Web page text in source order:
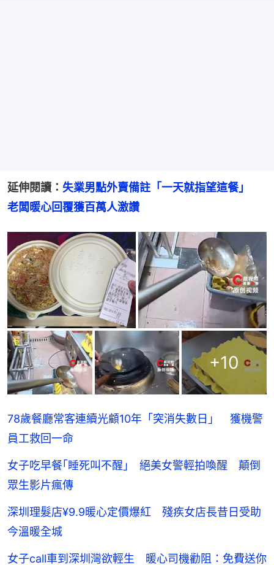
延伸閱讀： 失業男點外賣備註「一天就指望這餐」
老闆暖心回覆獲百萬人激讚
+10
78歲餐廳常客連續光顧10年「突消失數日」 獲機警
員工救回一命
女子吃早餐｢睡死叫不醒｣ 絕美女警輕拍喚醒 顛倒
眾生影片瘋傳
深圳理髮店¥9.9暖心定價爆紅 殘疾女店長昔日受助
今溫暖全城
女子call車到深圳灣欲輕生 暖心司機勸阻：免費送你